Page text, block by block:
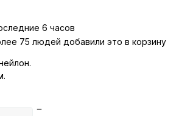
6 часов
75 людей добавили это в корзину